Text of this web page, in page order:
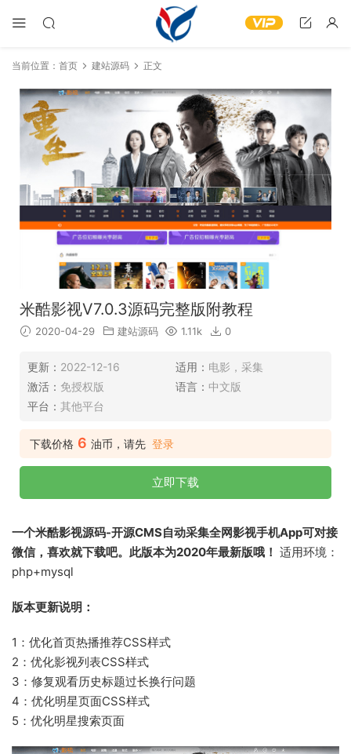
当前位置： 首页 建站源码 正文
米酷影视V7.0.3源码完整版附教程
2020-04-29 建站源码 1.11k 0
更新： 2022-12-16 适用： 电影，采集
激活： 免授权版 语言： 中文版
平台： 其他平台
下载价格 6 油币，请先 登录
立即下载
一个米酷影视源码-开源CMS自动采集全网影视手机App可对接
微信，喜欢就下载吧。此版本为2020年最新版哦！ 适用环境：
php+mysql
版本更新说明：
1：优化首页热播推荐CSS样式
2：优化影视列表CSS样式
3：修复观看历史标题过长换行问题
4：优化明星页面CSS样式
5：优化明星搜索页面